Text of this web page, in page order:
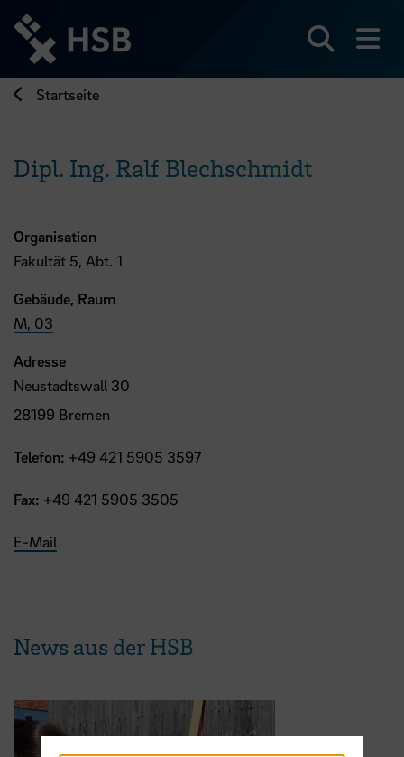
zum
Seiteninhalt
springen
Startseite
Dipl. Ing. Ralf Blechschmidt
Organisation
Fakultät 5, Abt. 1
Gebäude, Raum
M, 03
Adresse
Neustadtswall 30
28199 Bremen
Telefon: +49 421 5905 3597
Fax: +49 421 5905 3505
E-Mail
News aus der HSB